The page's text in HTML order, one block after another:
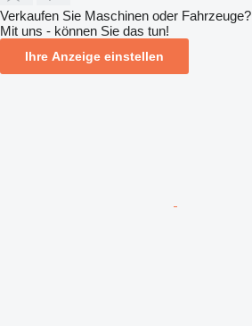
Verkaufen Sie Maschinen oder Fahrzeuge?
Mit uns - können Sie das tun!
Ihre Anzeige einstellen